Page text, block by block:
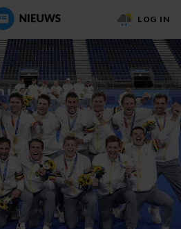
LOG IN